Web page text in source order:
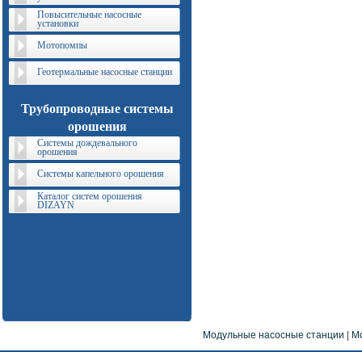
Повысительные насосные
установки
Мотопомпы
Геотермальные насосные станции
Трубопроводные системы
орошения
Системы дождевального
орошения
Системы капельного орошения
Каталог систем орошения
DIZAYN
Модульные насосные станции